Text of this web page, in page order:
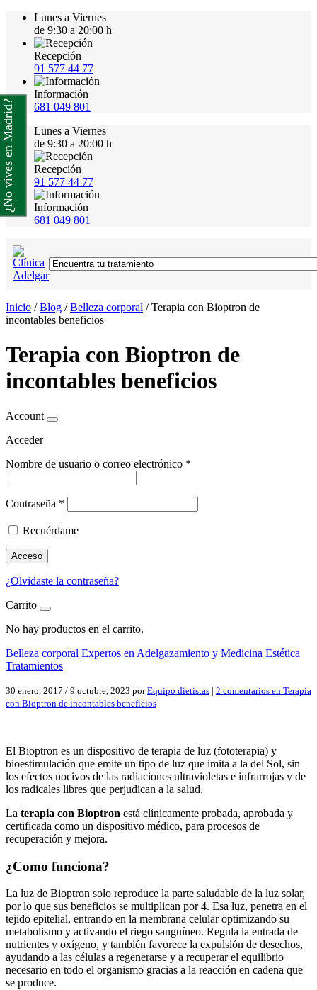
Lunes a Viernes
de 9:30 a 20:00 h
Recepción
91 577 44 77
Información
681 049 801
Lunes a Viernes
de 9:30 a 20:00 h
Recepción
91 577 44 77
Información
681 049 801
Inicio /Blog /Belleza corporal /Terapia con Bioptron de
incontables beneficios
Terapia con Bioptron de
incontables beneficios
Account
Acceder
Nombre de usuario o correo electrónico *
Contraseña *
Recuérdame
Acceso
¿Olvidaste la contraseña?
Carrito
No hay productos en el carrito.
Belleza corporal Expertos en Adelgazamiento y Medicina Estética
Tratamientos
30 enero, 2017 / 9 octubre, 2023 porEquipo dietistas | 2 comentarios en Terapia
con Bioptron de incontables beneficios
El Bioptron es un dispositivo de terapia de luz (fototerapia) y
bioestimulación que emite un tipo de luz que imita a la del Sol, sin
los efectos nocivos de las radiaciones ultravioletas e infrarrojas y de
los radicales libres que perjudican a la salud.
La terapia con Bioptron está clínicamente probada, aprobada y
certificada como un dispositivo médico, para procesos de
recuperación y mejora.
¿Como funciona?
La luz de Bioptron solo reproduce la parte saludable de la luz solar,
por lo que sus beneficios se multiplican por 4. Esa luz, penetra en el
tejido epitelial, entrando en la membrana celular optimizando su
metabolismo y activando el riego sanguíneo. Regula la entrada de
nutrientes y oxígeno, y también favorece la expulsión de desechos,
ayudando a las células a regenerarse y a recuperar el equilibrio
necesario en todo el organismo gracias a la reacción en cadena que
se produce.
¿No vives en Madrid?